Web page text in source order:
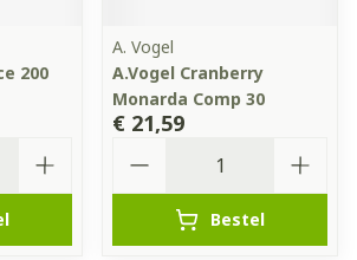
200
A. Vogel
A.Vogel Cranberry
Monarda Comp 30
€ 21,59
Bestel